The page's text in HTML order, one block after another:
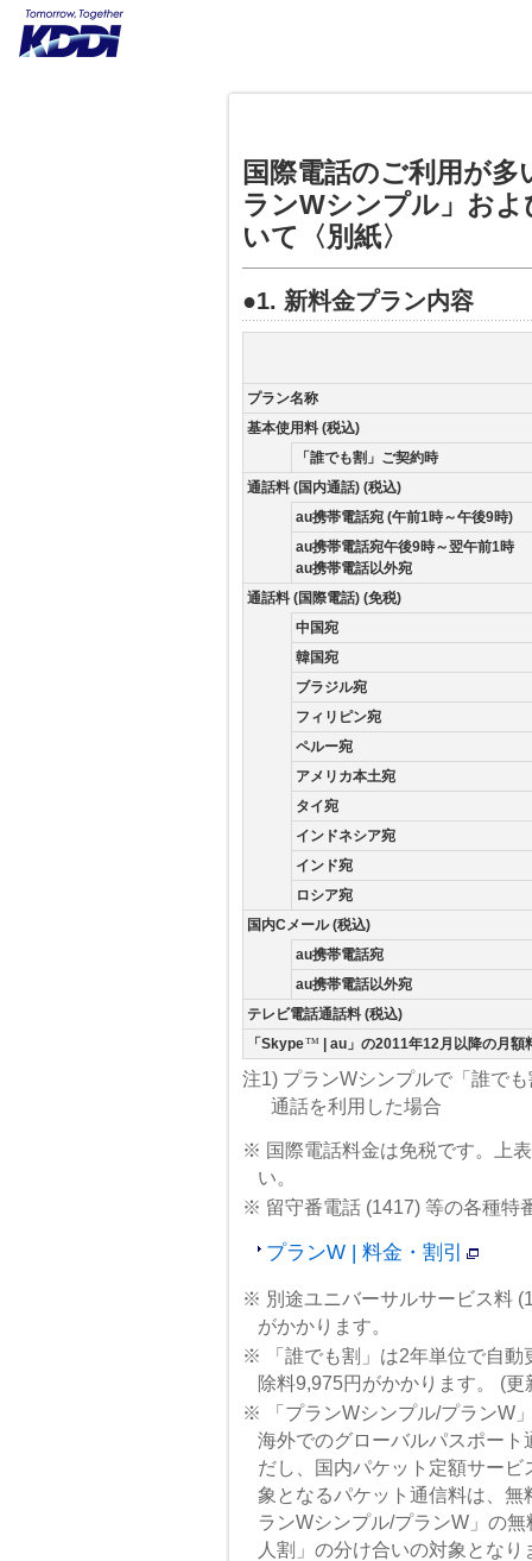
国際電話のご利用が
ランWシンプル」お
いて〈別紙〉
●1. 新料金プラン内容
プラン名称
基本使用料 (税込)
「誰でも割」ご契約時
通話料 (国内通話) (税込)
au携帯電話宛 (午前1時～午後9時)
au携帯電話宛午後9時～翌午前1時
au携帯電話以外宛
通話料 (国際電話) (免税)
中国宛
韓国宛
ブラジル宛
フィリピン宛
ペルー宛
アメリカ本土宛
タイ宛
インドネシア宛
インド宛
ロシア宛
国内Cメール (税込)
au携帯電話宛
au携帯電話以外宛
テレビ電話通話料 (税込)
「Skype™ | au」の2011年12月以降の月額
注1) プランWシンプルで「誰で
通話を利用した場合
※ 国際電話料金は免税です。上
い。
※ 留守番電話 (1417) 等の各種特
プランW | 料金・割引
※ 別途ユニバーサルサービス料
がかかります。
※ 「誰でも割」は2年単位で自動
除料9,975円がかかります。 (更
※ 「プランWシンプル/プランW
海外でのグローバルパスポー
だし、国内パケット定額サー
象となるパケット通信料は、
ランWシンプル/プランW」の
人割」の分け合いの対象となり